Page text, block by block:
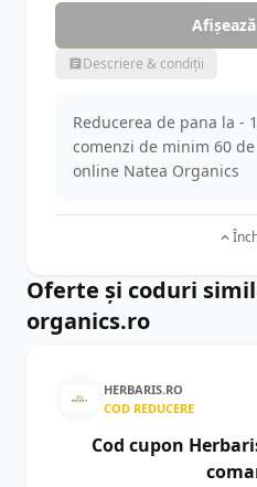
Descriere & condiții
Reducerea de pana la -
comenzi de minim 60
online Natea Organics
Oferte și coduri
organics.ro
HERBARIS.RO
COD REDUCERE
Cod cupon